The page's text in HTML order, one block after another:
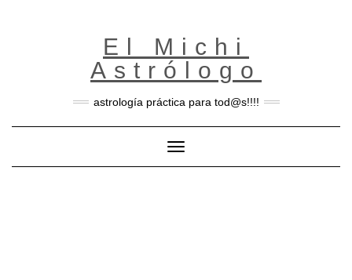
El Michi
Astrólogo
astrología práctica para tod@s!!!!
Toggle Navigation